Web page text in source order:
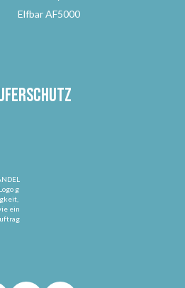
Elfbar AF5000
g
ein